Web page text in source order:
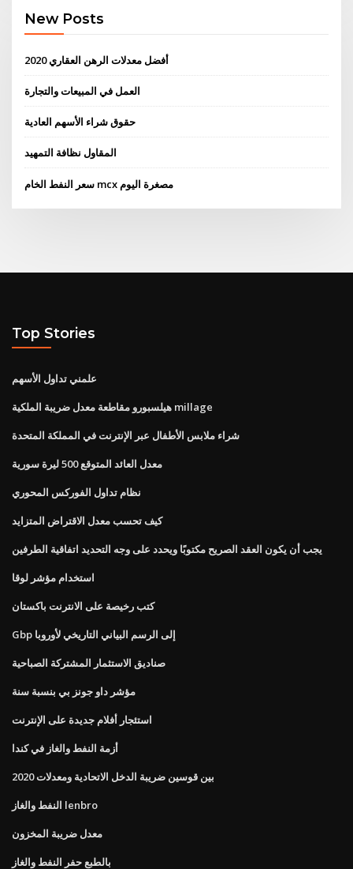
New Posts
أفضل معدلات الرهن العقاري 2020
العمل في المبيعات والتجارة
حقوق شراء الأسهم العادية
المقاول نظافة التمهيد
سعر النفط الخام mcx مصغرة اليوم
Top Stories
علمني تداول الأسهم
هيلسبورو مقاطعة معدل ضريبة الملكية millage
شراء ملابس الأطفال عبر الإنترنت في المملكة المتحدة
معدل العائد المتوقع 500 ليرة سورية
نظام تداول الفوركس المحوري
كيف تحسب معدل الاقتراض المتزايد
يجب أن يكون العقد الصريح مكتوبًا ويحدد على وجه التحديد اتفاقية الطرفين
استخدام مؤشر لوقا
كتب رخيصة على الانترنت باكستان
Gbp إلى الرسم البياني التاريخي لأوروبا
صناديق الاستثمار المشتركة الصباحية
مؤشر داو جونز بي بنسبة سنة
استئجار أفلام جديدة على الإنترنت
أزمة النفط والغاز في كندا
2020 بين قوسين ضريبة الدخل الاتحادية ومعدلات
النفط والغاز lenbro
معدل ضريبة المخزون
بالطبع حفر النفط والغاز